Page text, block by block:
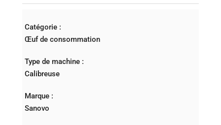
Catégorie :
Œuf de consommation
Type de machine :
Calibreuse
Marque :
Sanovo